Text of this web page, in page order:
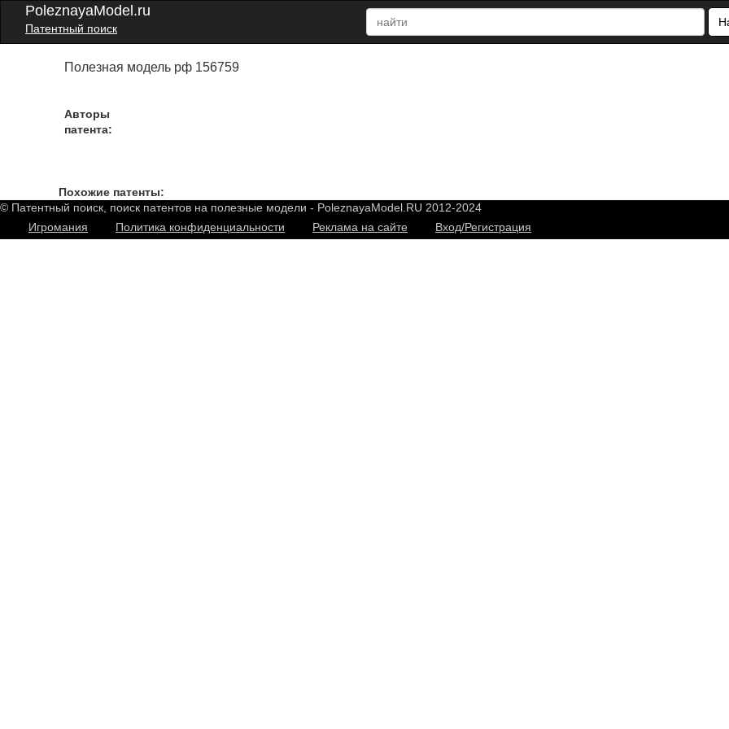
PoleznayaModel.ru
Патентный поиск
Полезная модель рф 156759
Авторы
патента:
Похожие патенты:
© Патентный поиск, поиск патентов на полезные модели - PoleznayaModel.RU 2012-2024
Игромания
Политика конфиденциальности Реклама на сайте Вход/Регистрация